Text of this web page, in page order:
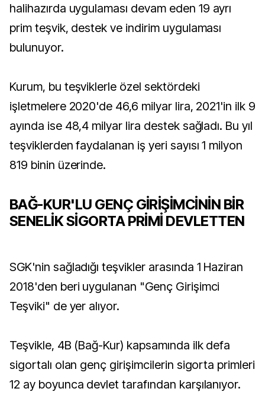
halihazırda uygulaması devam eden 19 ayrı
prim teşvik, destek ve indirim uygulaması
bulunuyor.
Kurum, bu teşviklerle özel sektördeki
işletmelere 2020'de 46,6 milyar lira, 2021'in ilk 9
ayında ise 48,4 milyar lira destek sağladı. Bu yıl
teşviklerden faydalanan iş yeri sayısı 1 milyon
819 binin üzerinde.
BAĞ-KUR'LU GENÇ GİRİŞİMCİNİN BİR
SENELİK SİGORTA PRİMİ DEVLETTEN
SGK'nin sağladığı teşvikler arasında 1 Haziran
2018'den beri uygulanan "Genç Girişimci
Teşviki" de yer alıyor.
Teşvikle, 4B (Bağ-Kur) kapsamında ilk defa
sigortalı olan genç girişimcilerin sigorta primleri
12 ay boyunca devlet tarafından karşılanıyor.